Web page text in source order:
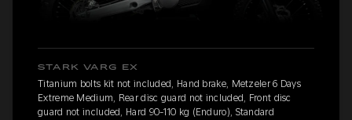
STARK VARG EX
Titanium bolts kit not included, Hand brake, Metzeler 6 Days
Extreme Medium, Rear disc guard not included, Front disc
guard not included, Hard 90-110 kg (Enduro), Standard